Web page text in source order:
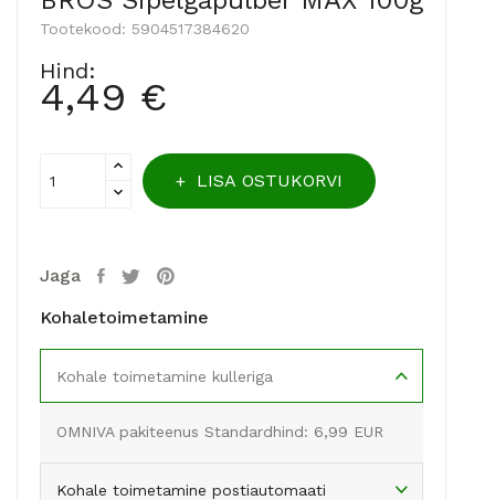
Tootekood: 5904517384620
Hind:
4,49 €
LISA OSTUKORVI
Jaga
Kohaletoimetamine
Kohale toimetamine kulleriga
OMNIVA pakiteenus Standardhind: 6,99 EUR
Kohale toimetamine postiautomaati